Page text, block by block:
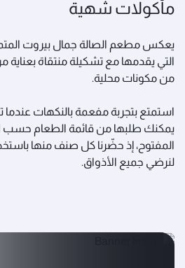
مأكولات شهية
يعكس مطعم الصالة جمال بيروت
التي يقدمها مع تشكيلة منتقاة بعناية
من مكونات محلية.
استمتع بتجربة مفعمة بالنكهات عندما
يمكنك طلبها من قائمة الطعام حسب
المفتوح، إذ حضّرنا كل صنف منها
لنرضي جميع الأذواق.